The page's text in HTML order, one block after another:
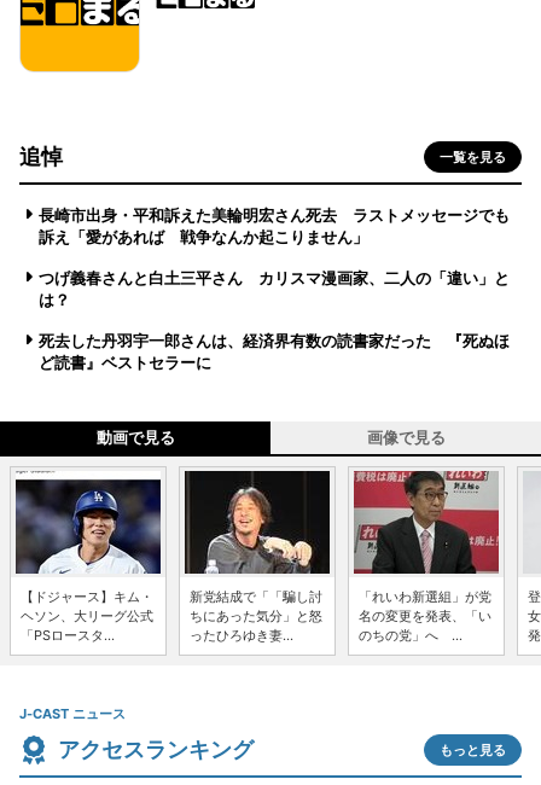
追悼 一覧を見る
長崎市出身・平和訴えた美輪明宏さん死去 ラストメッセージでも
訴え「愛があれば 戦争なんか起こりません」
つげ義春さんと白土三平さん カリスマ漫画家、二人の「違い」と
は？
死去した丹羽宇一郎さんは、経済界有数の読書家だった 『死ぬほ
ど読書』ベストセラーに
動画で見る 画像で見る
【ドジャース】キム・
ヘソン、大リーグ公式
「PSロースタ...
新党結成で「「騙し討
ちにあった気分」と怒
ったひろゆき妻...
「れいわ新選組」が党
名の変更を発表、「い
のちの党」へ ...
J-CAST ニュース
アクセスランキング もっと見る